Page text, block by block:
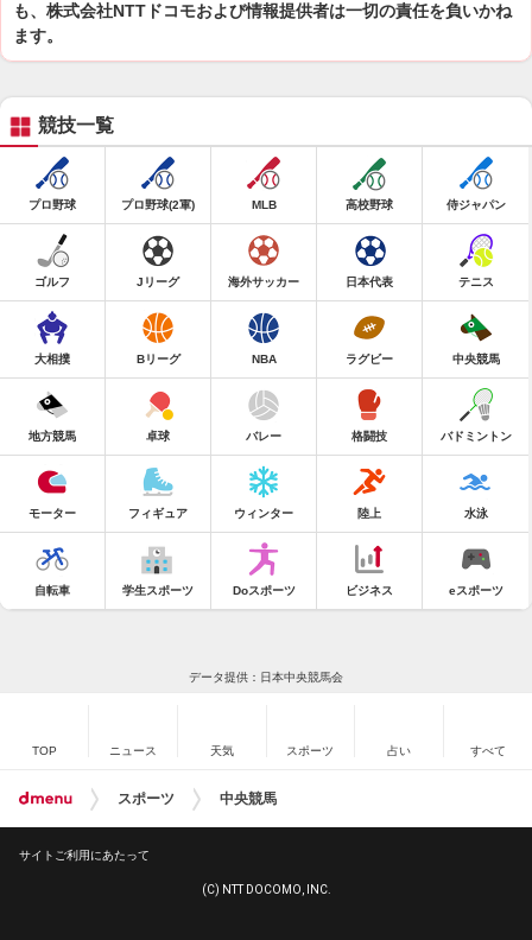
も、株式会社NTTドコモおよび情報提供者は一切の責任を負いかね
ます。
競技一覧
プロ野球 プロ野球(2軍) MLB 高校野球 侍ジャパン
ゴルフ Jリーグ 海外サッカー 日本代表 テニス
大相撲 Bリーグ NBA ラグビー 中央競馬
地方競馬 卓球 バレー 格闘技 バドミントン
モーター フィギュア ウィンター 陸上 水泳
自転車 学生スポーツ Doスポーツ ビジネス eスポーツ
データ提供：日本中央競馬会
TOP ニュース 天気 スポーツ 占い すべて
スポーツ 中央競馬
サイトご利用にあたって
(C) NTT DOCOMO, INC.